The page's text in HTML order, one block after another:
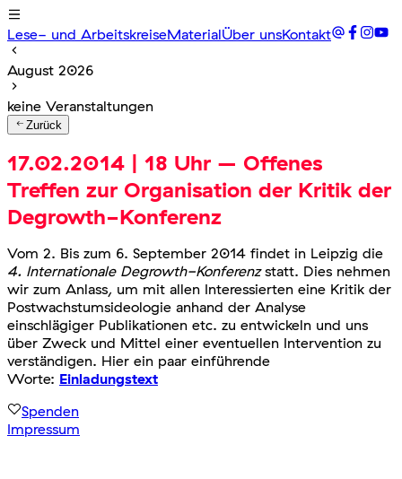
Lese- und ArbeitskreiseMaterialÜber unsKontakt
August 2026
keine Veranstaltungen
Zurück
17.02.2014 | 18 Uhr – Offenes
Treffen zur Organisation der Kritik der
Degrowth-Konferenz
Vom 2. Bis zum 6. September 2014 findet in Leipzig die
4. Internationale Degrowth-Konferenzstatt. Dies nehmen
wir zum Anlass, um mit allen Interessierten eine Kritik der
Postwachstumsideologie anhand der Analyse
einschlägiger Publikationen etc. zu entwickeln und uns
über Zweck und Mittel einer eventuellen Intervention zu
verständigen. Hier ein paar einführende
Worte: Einladungstext
Spenden
Impressum